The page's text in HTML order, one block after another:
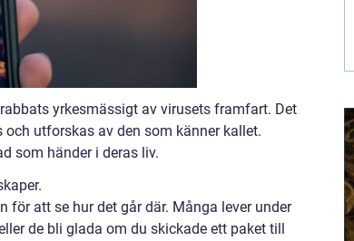
yrkesmässigt av virusets framfart. Det
utforskas av den som känner kallet.
som händer i deras liv.
för att se hur det går där. Många lever under
de bli glada om du skickade ett paket till